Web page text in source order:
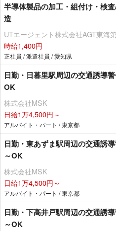
半導体製品の加工・組付け・検
造
UTエージェント株式会社AGT東海
時給1,400円
正社員 / 派遣社員 / 愛知県
日勤・日暮里駅周辺の交通誘導
OK
株式会社MSK
日給1万4,500円～
アルバイト・パート / 東京都
日勤・東あずま駅周辺の交通誘
～OK
株式会社MSK
日給1万4,500円～
アルバイト・パート / 東京都
日勤・下高井戸駅周辺の交通誘
～OK